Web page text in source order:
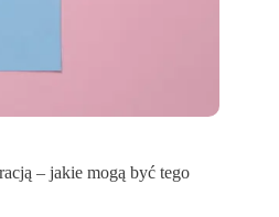
– jakie mogą być tego